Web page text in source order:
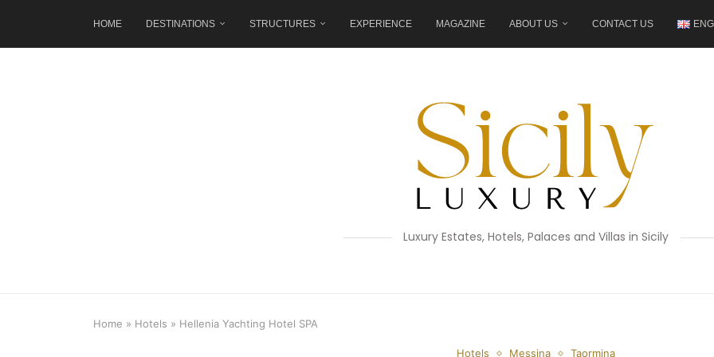
HOME DESTINATIONS STRUCTURES EXPERIENCE MAGAZINE ABOUT US CONTACT US
Luxury Estates, Hotels, Palaces and Villas in Sicily
Home » Hotels » Hellenia Yachting Hotel SPA
Hotels Messina Taormina